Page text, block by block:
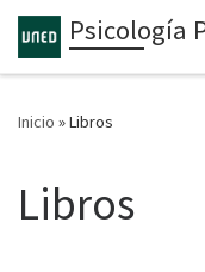
Saltar al contenido
Psicología
Inicio »Libros
Libros